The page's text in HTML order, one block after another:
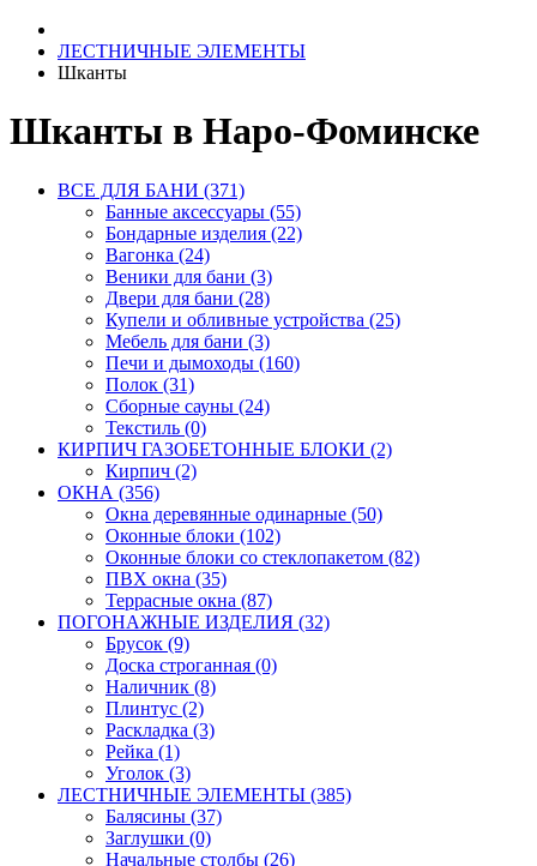
ЛЕСТНИЧНЫЕ ЭЛЕМЕНТЫ
Шканты
Шканты в Наро-Фоминске
ВСЕ ДЛЯ БАНИ (371)
Банные аксессуары (55)
Бондарные изделия (22)
Вагонка (24)
Веники для бани (3)
Двери для бани (28)
Купели и обливные устройства (25)
Мебель для бани (3)
Печи и дымоходы (160)
Полок (31)
Сборные сауны (24)
Текстиль (0)
КИРПИЧ ГАЗОБЕТОННЫЕ БЛОКИ (2)
Кирпич (2)
ОКНА (356)
Окна деревянные одинарные (50)
Оконные блоки (102)
Оконные блоки со стеклопакетом (82)
ПВХ окна (35)
Террасные окна (87)
ПОГОНАЖНЫЕ ИЗДЕЛИЯ (32)
Брусок (9)
Доска строганная (0)
Наличник (8)
Плинтус (2)
Раскладка (3)
Рейка (1)
Уголок (3)
ЛЕСТНИЧНЫЕ ЭЛЕМЕНТЫ (385)
Балясины (37)
Заглушки (0)
Начальные столбы (26)